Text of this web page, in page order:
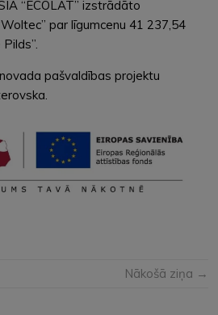
“ECOLAT” izstrādāto
par līgumcenu 41 237,54
pašvaldības projektu
Nākošā ziņa →